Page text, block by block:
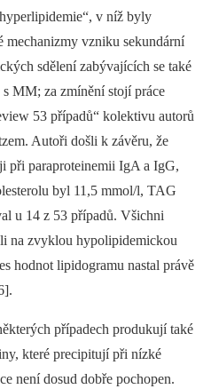
v níž byly
mechanizmy vzniku sekundární
sdělení zabývajících se také
MM; za zmínění stojí práce
53 případů“ kolektivu autorů
Autoři došli k závěru, že
při paraproteinemii IgA a IgG,
byl 11,5 mmol/l, TAG
u 14 z 53 případů. Všichni
na zvyklou hypolipidemickou
hodnot lipidogramu nastal právě
případech produkují také
které precipitují při nízké
není dosud dobře pochopen.